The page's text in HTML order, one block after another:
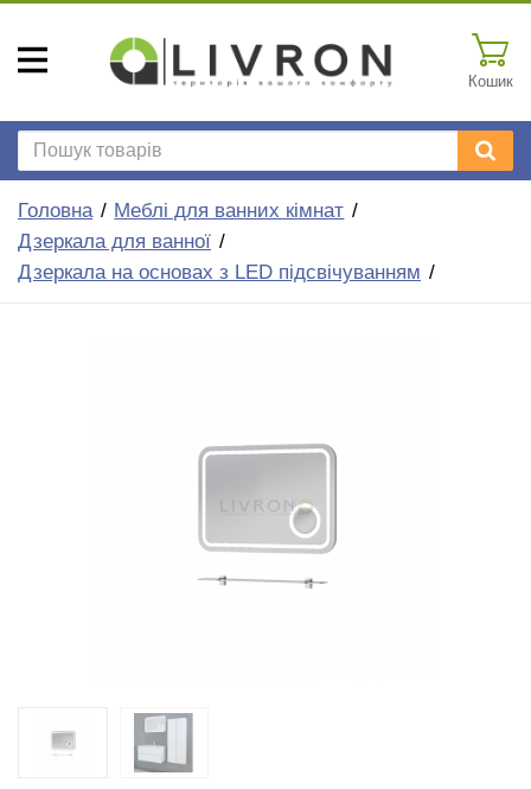
Кошик
Головна
Меблі для ванних кімнат
Дзеркала для ванної
Дзеркала на основах з LED підсвічуванням